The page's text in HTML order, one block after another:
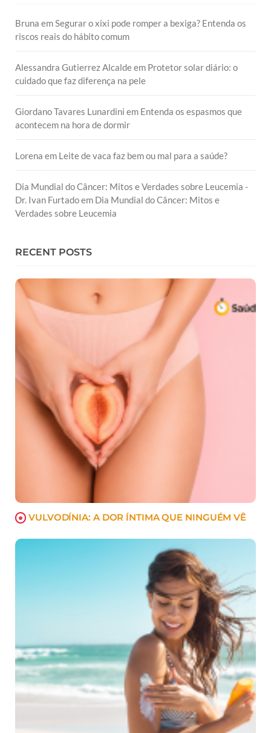
Bruna emSegurar o xixi pode romper a bexiga? Entenda os
riscos reais do hábito comum
Alessandra Gutierrez Alcaldeem Protetor solar diário: o
cuidado que faz diferença na pele
Giordano Tavares Lunardini em Entenda os espasmos que
acontecem na hora de dormir
Lorena em Leite de vaca faz bem ou mal para a saúde?
Dia Mundial do Câncer: Mitos e Verdades sobre Leucemia -
Dr. Ivan Furtadoem Dia Mundial do Câncer: Mitos e
Verdades sobre Leucemia
RECENT POSTS
VULVODÍNIA: A DOR ÍNTIMA QUE NINGUÉM VÊ